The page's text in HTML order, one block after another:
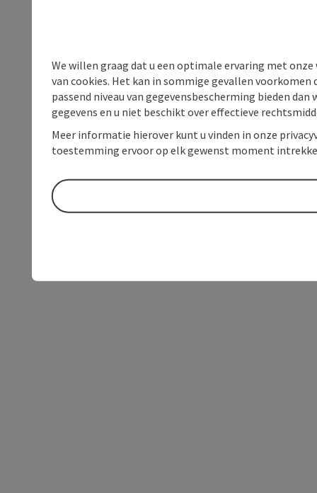
We willen graag dat u een optimale ervaring met
van cookies. Het kan in sommige gevallen voorkomen
passend niveau van gegevensbescherming bieden
gegevens en u niet beschikt over effectieve
Meer informatie hierover kunt u vinden in onze
toestemming ervoor op elk gewenst moment